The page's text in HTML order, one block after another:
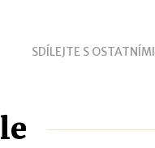
SDÍLEJTE S OSTATNÍMI